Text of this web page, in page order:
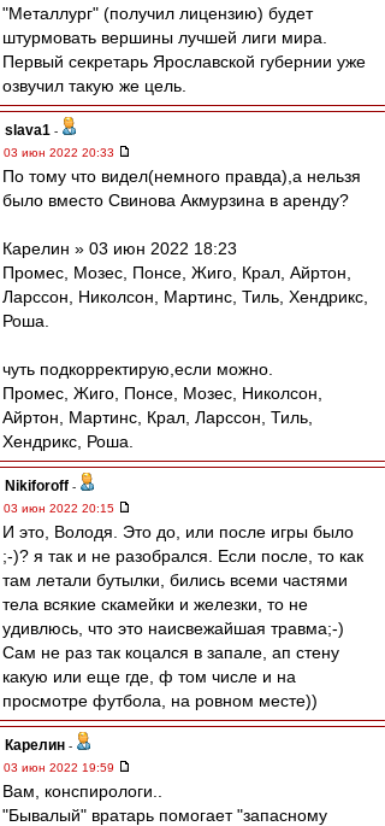
"Металлург" (получил лицензию) будет
штурмовать вершины лучшей лиги мира.
Первый секретарь Ярославской губернии уже
озвучил такую же цель.
slava1 -
03 июн 2022 20:33
По тому что видел(немного правда),а нельзя
было вместо Свинова Акмурзина в аренду?
Карелин » 03 июн 2022 18:23
Промес, Мозес, Понсе, Жиго, Крал, Айртон,
Ларссон, Николсон, Мартинс, Тиль, Хендрикс,
Роша.
чуть подкорректирую,если можно.
Промес, Жигo, Понсе, Мозес, Николсон,
Айртон, Мартинс, Крал, Ларссон, Тиль,
Хендрикс, Роша.
Nikiforoff -
03 июн 2022 20:15
И это, Володя. Это до, или после игры было
;-)? я так и не разобрался. Если после, то как
там летали бутылки, бились всеми частями
тела всякие скамейки и железки, то не
удивлюсь, что это наисвежайшая травма;-)
Сам не раз так коцался в запале, ап стену
какую или еще где, ф том числе и на
просмотре футбола, на ровном месте))
Карелин -
03 июн 2022 19:59
Вам, конспирологи..
"Бывалый" вратарь помогает "запасному